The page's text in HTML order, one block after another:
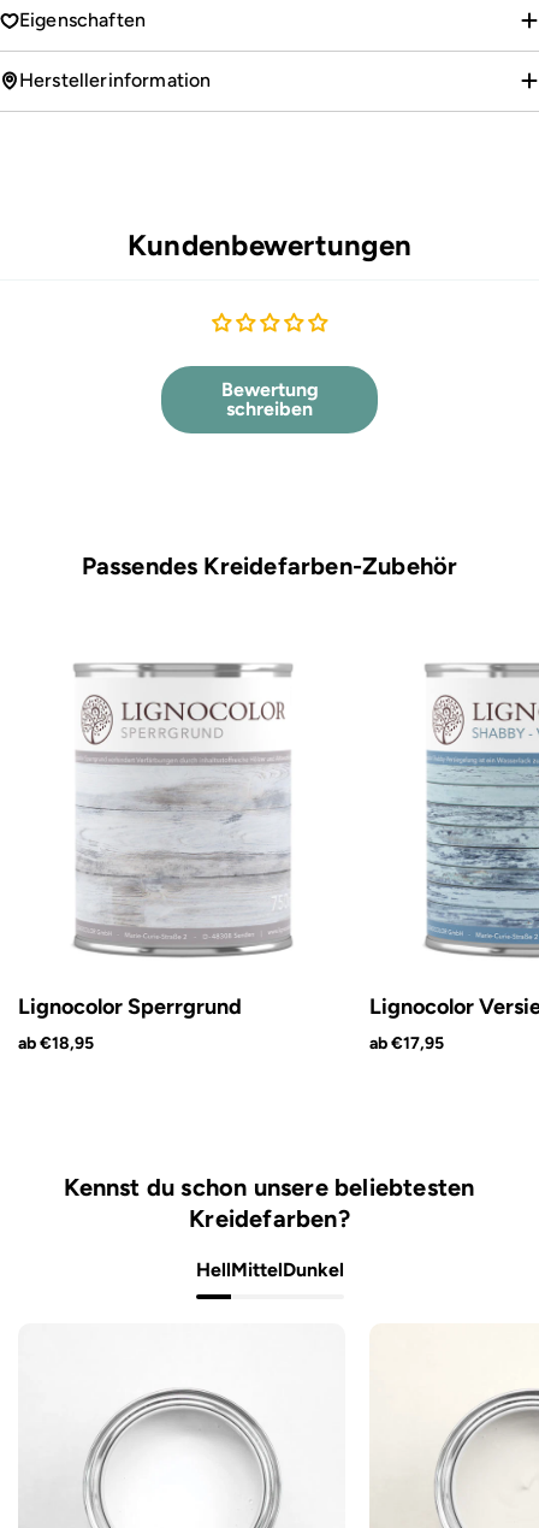
Eigenschaften
Herstellerinformation
Kundenbewertungen
Bewertung
schreiben
Passendes Kreidefarben-Zubehör
Lignocolor Sperrgrund
ab €18,95
Lignocolor
ab €17,95
Kennst du schon unsere beliebtesten
Kreidefarben?
HellMittelDunkel